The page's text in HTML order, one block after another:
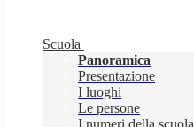
Scuola
Panoramica
Presentazione
I luoghi
Le persone